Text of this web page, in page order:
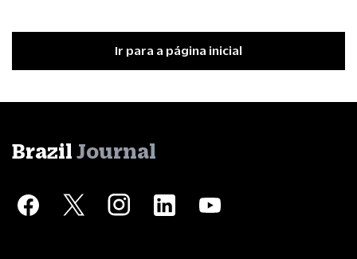
Ir para a página inicial
Brazil Journal